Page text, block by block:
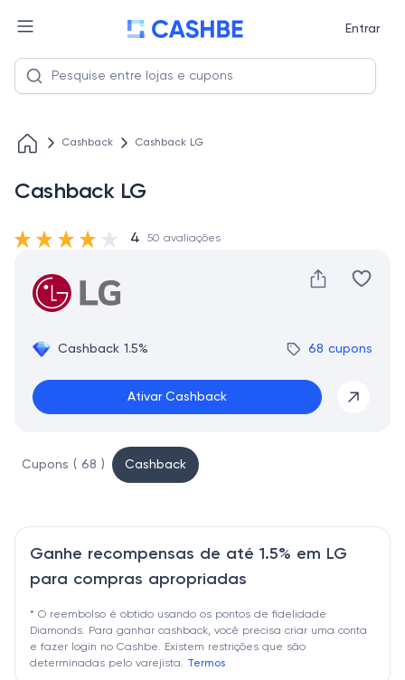
Entrar
Cashback Cashback LG
Cashback LG
Cashback 1.5% 68 cupons
Ativar Cashback
4 50 avaliações
Cupons ( 68 ) Cashback
Ganhe recompensas de até 1.5% em LG
para compras apropriadas
* O reembolso é obtido usando os pontos de fidelidade
Diamonds. Para ganhar cashback, você precisa criar uma conta
e fazer login no Cashbe. Existem restrições que são
determinadas pelo varejista. Termos